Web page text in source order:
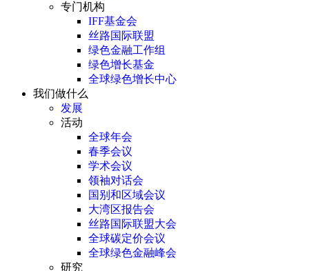
专门机构
IFF基金会
丝路国际联盟
绿色金融工作组
绿色增长基金
全球绿色增长中心
我们做什么
发展
活动
全球年会
春季会议
学术会议
领袖对话会
国别和区域会议
大湾区报告会
丝路国际联盟大会
全球碳定价会议
全球绿色金融峰会
研究